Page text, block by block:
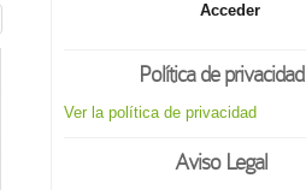
Acceder
Política de privacidad
Ver la política de privacidad
Aviso Legal